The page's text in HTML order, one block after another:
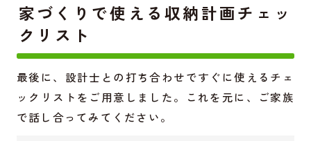
家づくりで使える収納計画チェッ
クリスト
最後に、設計士との打ち合わせですぐに使えるチェ
ックリストをご用意しました。これを元に、ご家族
で話し合ってみてください。